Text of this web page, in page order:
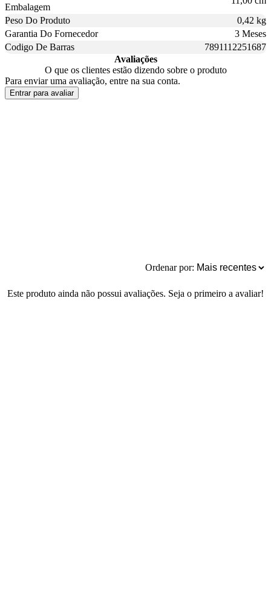
Embalagem
Peso Do Produto
0,42 kg
Garantia Do Fornecedor
3 Meses
Codigo De Barras
7891112251687
Avaliações
O que os clientes estão dizendo sobre o produto
Para enviar uma avaliação, entre na sua conta.
Entrar para avaliar
Ordenar por:
Este produto ainda não possui avaliações. Seja o primeiro a avaliar!